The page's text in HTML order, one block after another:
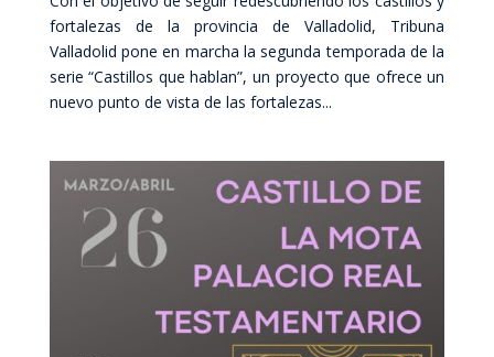
fortalezas de la provincia de Valladolid, Tribuna
Valladolid pone en marcha la segunda temporada de la
serie “Castillos que hablan”, un proyecto que ofrece un
nuevo punto de vista de las fortalezas...